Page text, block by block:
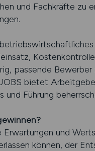
und Fachkräfte zu
passende
bietet
Führung
und
können, der